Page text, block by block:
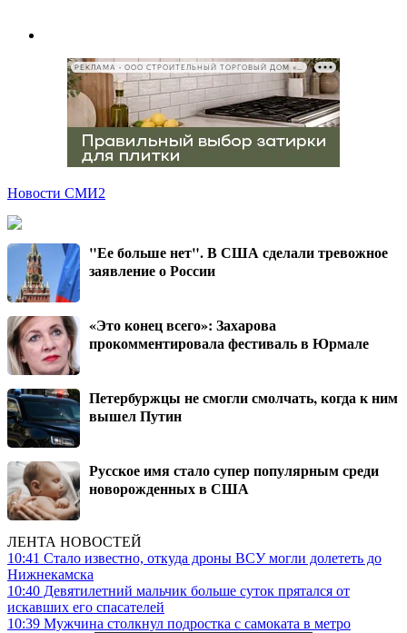
Новости СМИ2
"Ее больше нет". В США сделали тревожное
заявление о России
«Это конец всего»: Захарова
прокомментировала фестиваль в Юрмале
Петербуржцы не смогли смолчать, когда к ним
вышел Путин
Русское имя стало супер популярным среди
новорожденных в США
ЛЕНТА НОВОСТЕЙ
10:41 Стало известно, откуда дроны ВСУ могли долететь до
Нижнекамска
10:40 Девятилетний мальчик больше суток прятался от
искавших его спасателей
10:39 Мужчина столкнул подростка с самоката в метро